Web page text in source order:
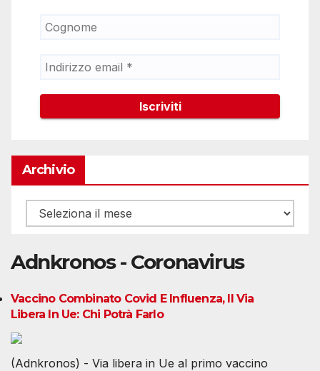
Archivio
Archivio
Adnkronos - Coronavirus
Vaccino Combinato Covid E Influenza, Il Via
Libera In Ue: Chi Potrà Farlo
(Adnkronos) - Via libera in Ue al primo vaccino